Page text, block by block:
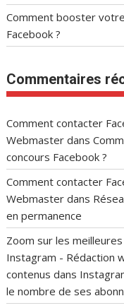
Comment booster
Facebook ?
Commentaires
Comment contacter
Webmaster dans
concours Facebook ?
Comment contacter
Webmaster dans
en permanence
Zoom sur les
Instagram - Rédaction
contenus dans
le nombre de ses